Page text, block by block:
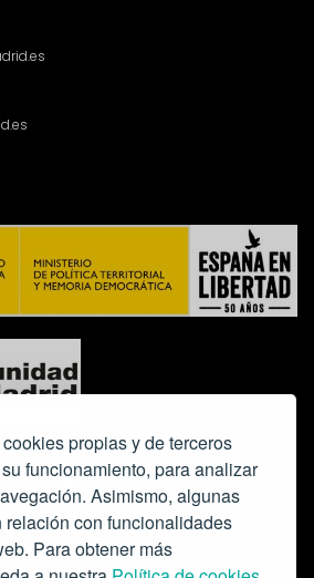
propias y de terceros
funcionamiento, para analizar
Asimismo, algunas
relación con funcionalidades
Para obtener más